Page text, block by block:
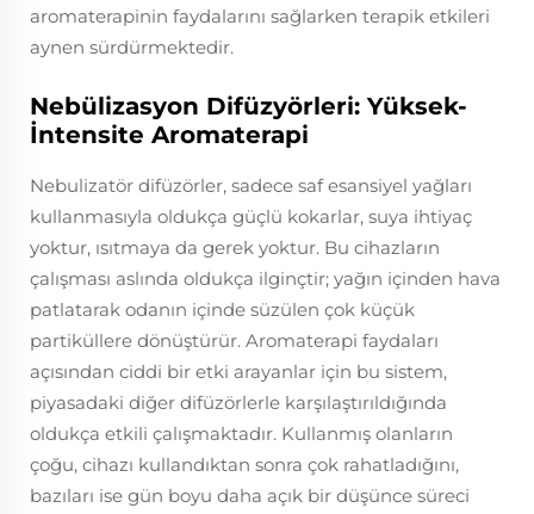
aromaterapinin faydalarını sağlarken terapik etkileri
aynen sürdürmektedir.
Nebülizasyon Difüzyörleri: Yüksek-
İntensite Aromaterapi
Nebulizatör difüzörler, sadece saf esansiyel yağları
kullanmasıyla oldukça güçlü kokarlar, suya ihtiyaç
yoktur, ısıtmaya da gerek yoktur. Bu cihazların
çalışması aslında oldukça ilginçtir; yağın içinden hava
patlatarak odanın içinde süzülen çok küçük
partiküllere dönüştürür. Aromaterapi faydaları
açısından ciddi bir etki arayanlar için bu sistem,
piyasadaki diğer difüzörlerle karşılaştırıldığında
oldukça etkili çalışmaktadır. Kullanmış olanların
çoğu, cihazı kullandıktan sonra çok rahatladığını,
bazıları ise gün boyu daha açık bir düşünce süreci